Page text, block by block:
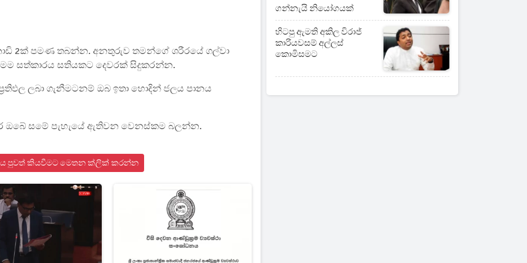
2ක් පමණ තබන්න. අනතුරුව තමන්ගේ ශරීරයේ ගල්වා
සත්කාරය සතියකට දෙවරක් සිදුකරන්න.
ලබා ගැනීමටනම් ඔබ ඉතා හොදින් ජලය පානය
සමේ පැහැයේ ඇතිවන වෙනස්කම බලන්න.
පුවත් කියවීමට මෙතන ක්ලික් කරන්න
ගන්නැයි නියෝගයක්
හිටපු ඇමති අකිල විරාජ්
කාරියවසම් අල්ලස්
කොමිසමට